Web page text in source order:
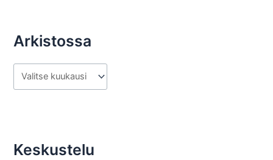
Arkistossa
r
sKeskustelu